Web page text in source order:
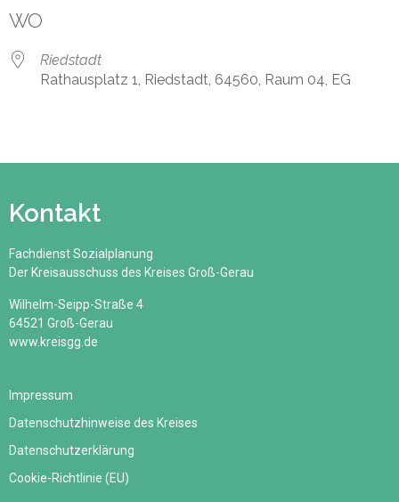
WO
Riedstadt
Rathausplatz 1, Riedstadt, 64560, Raum 04, EG
Kontakt
Fachdienst Sozialplanung
Der Kreisausschuss des Kreises Groß-Gerau
Wilhelm-Seipp-Straße 4
64521 Groß-Gerau
www.kreisgg.de
Impressum
Datenschutzhinweise des Kreises
Datenschutzerklärung
Cookie-Richtlinie (EU)